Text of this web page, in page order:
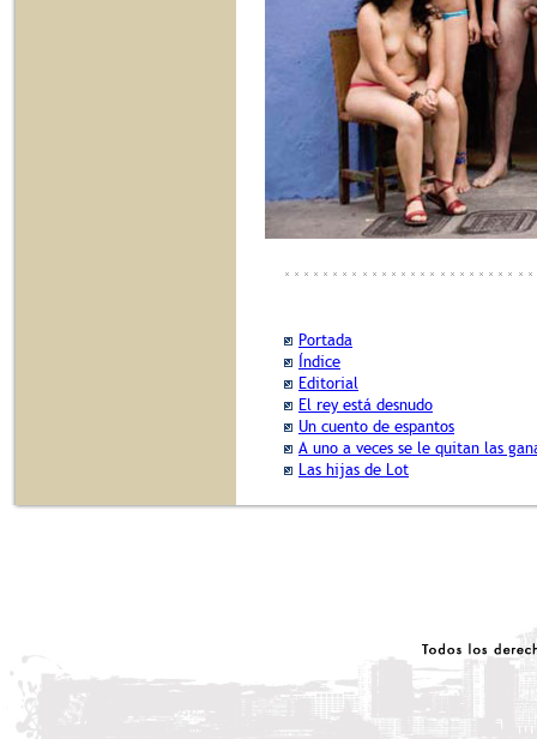
Portada
Índice
Editorial
El rey está desnudo
Un cuento de espantos
A uno a veces se le quitan las
Las hijas de Lot